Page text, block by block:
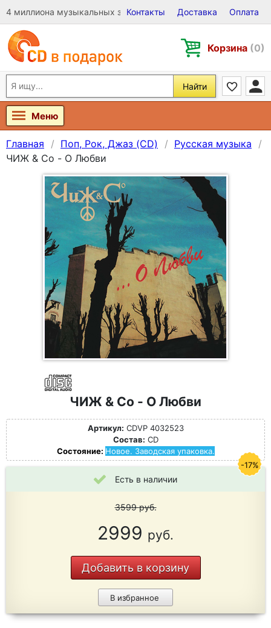
4 миллиона музыкальных записей на Виниле, CD и DVD
Контакты Доставка Оплата
Корзина (0)
Найти
Меню
Главная Поп, Рок, Джаз (CD)
Русская музыка
ЧИЖ & Сo - О Любви
ЧИЖ & Сo - О Любви
Артикул: CDVP 4032523
Состав: CD
Состояние: Новое. Заводская упаковка.
Есть в наличии
3599руб.
2999 руб.
Добавить в корзину
В избранное
-17%